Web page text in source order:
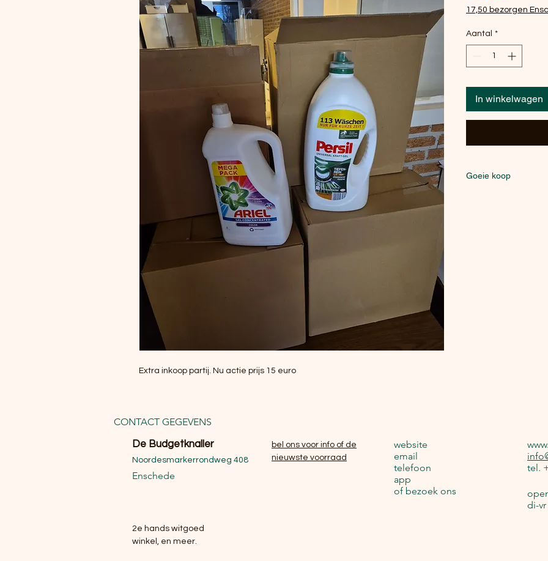
Extra inkoop partij. Nu actie prijs 15 euro
17,50 bezorgen
Aantal *
In winkelwagen
Goeie koop
CONTACT GEGEVENS
De Budgetknaller
Noordesmarkerrondweg 408
bel ons voor info of de
nieuwste voorraad
Enschede
website
email
telefoon
app
of bezoek ons
tel.
di-vr
2e hands witgoed
winkel, en meer.